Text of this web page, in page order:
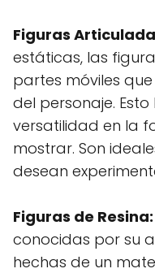
Figuras
estáticas, las
partes móviles
del personaje.
versatilidad en la
mostrar. Son
desean
Figuras de Resina:
conocidas por su
hechas de un